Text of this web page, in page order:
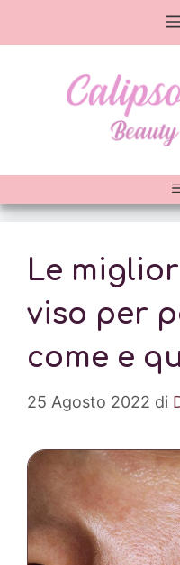
al
Le
viso per
come e
25 Agosto 2022 di